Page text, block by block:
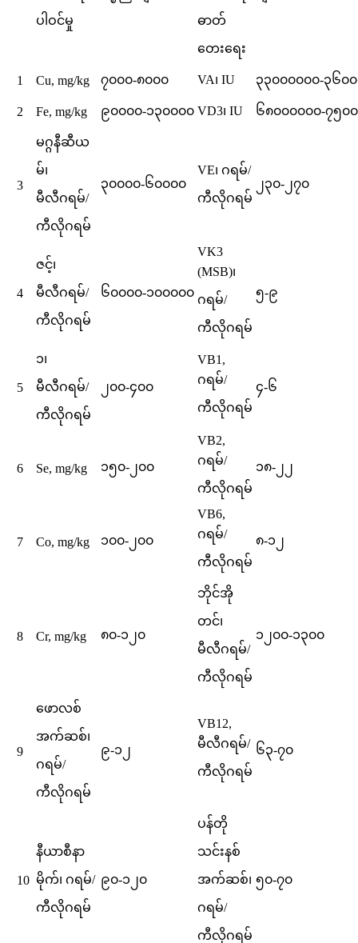
ပါဝင်မှု ဓာတ်
တေးရေး
1 Cu, mg/kg ၇၀၀၀-၈၀၀၀ VA၊ IU ၃၃၀၀၀၀၀၀-၃၆၀
2 Fe, mg/kg ၉၀၀၀၀-၁၃၀၀၀၀ VD3၊ IU ၆၈၀၀၀၀၀၀-၇၅၀
3
မဂ္ဂနီဆီယ
မ်၊
မီလီဂရမ်/
ကီလိုဂရမ်
၃၀၀၀၀-၆၀၀၀၀
VE၊ ဂရမ်/
ကီလိုဂရမ်
၂၃၀-၂၇၀
4
ဇင့်၊
မီလီဂရမ်/
ကီလိုဂရမ်
၆၀၀၀၀-၁၀၀၀၀၀
VK3
(MSB)၊
ဂရမ်/
ကီလိုဂရမ်
၅-၉
5
၁၊
မီလီဂရမ်/
ကီလိုဂရမ်
၂၀၀-၄၀၀
VB1,
ဂရမ်/
ကီလိုဂရမ်
၄-၆
6 Se, mg/kg ၁၅၀-၂၀၀
VB2,
ဂရမ်/
ကီလိုဂရမ်
၁၈-၂၂
7 Co, mg/kg ၁၀၀-၂၀၀
VB6,
ဂရမ်/
ကီလိုဂရမ်
၈-၁၂
8 Cr, mg/kg ၈၀-၁၂၀
ဘိုင်အို
တင်၊
မီလီဂရမ်/
ကီလိုဂရမ်
၁၂၀၀-၁၃၀၀
9
ဖောလစ်
အက်ဆစ်၊
ဂရမ်/
ကီလိုဂရမ်
၉-၁၂
VB12,
မီလီဂရမ်/
ကီလိုဂရမ်
၆၃-၇၀
10
နီယာစီနာ
မိုက်၊ ဂရမ်/
ကီလိုဂရမ်
၉၀-၁၂၀
ပန်တို
သင်းနစ်
အက်ဆစ်၊
ဂရမ်/
ကီလိုဂရမ်
၅၀-၇၀